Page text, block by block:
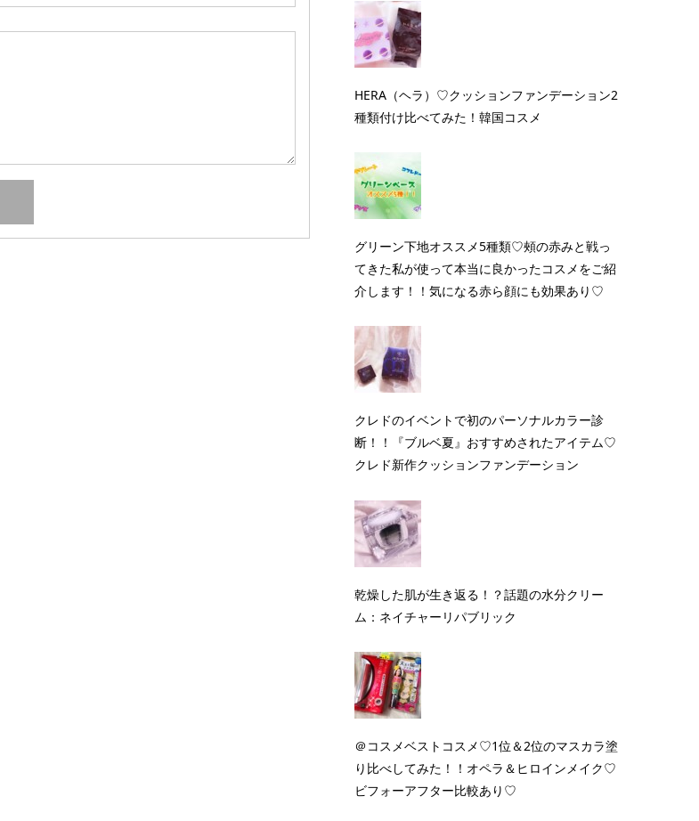
HERA（ヘラ）♡クッションファンデーション2
種類付け比べてみた！韓国コスメ
グリーン下地オススメ5種類♡頰の赤みと戦っ
てきた私が使って本当に良かったコスメをご紹
介します！！気になる赤ら顔にも効果あり♡
クレドのイベントで初のパーソナルカラー診
断！！『ブルベ夏』おすすめされたアイテム♡
クレド新作クッションファンデーション
乾燥した肌が生き返る！？話題の水分クリー
ム：ネイチャーリパブリック
＠コスメベストコスメ♡1位＆2位のマスカラ塗
り比べしてみた！！オペラ＆ヒロインメイク♡
ビフォーアフター比較あり♡